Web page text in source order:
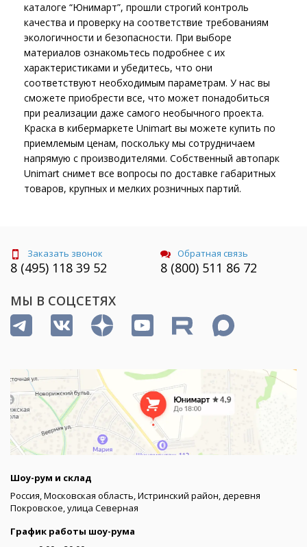
каталоге “Юнимарт”, прошли строгий контроль
качества и проверку на соответствие требованиям
экологичности и безопасности. При выборе
материалов ознакомьтесь подробнее с их
характеристиками и убедитесь, что они
соответствуют необходимым параметрам. У нас вы
сможете приобрести все, что может понадобиться
при реализации даже самого необычного проекта.
Краска в кибермаркете Unimart вы можете купить по
приемлемым ценам, поскольку мы сотрудничаем
напрямую с производителями. Собственный автопарк
Unimart снимет все вопросы по доставке габаритных
товаров, крупных и мелких розничных партий.
Заказать звонок
8 (495) 118 39 52
Обратная связь
8 (800) 511 86 72
МЫ В СОЦСЕТЯХ
Шоу-рум и склад
Россия, Московская область, Истринский район, деревня
Покровское, улица Северная
График работы шоу-рума